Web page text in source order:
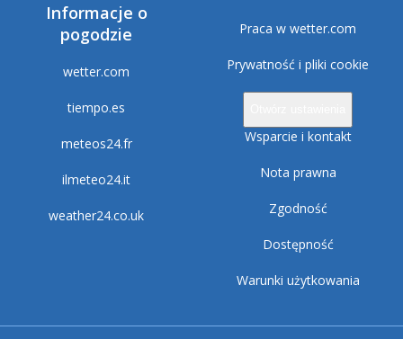
Informacje o
pogodzie
wetter.com
tiempo.es
meteos24.fr
ilmeteo24.it
weather24.co.uk
Praca w wetter.com
Prywatność i pliki cookie
Wsparcie i kontakt
Nota prawna
Zgodność
Dostępność
Warunki użytkowania